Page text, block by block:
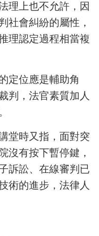
理上也不允許，因
社會糾紛的屬性，
理認定過程相當複
定位應是輔助角
判，法官素質加人
堂時又指，面對突
沒有按下暫停鍵，
訴訟、在線審判已
術的進步，法律人